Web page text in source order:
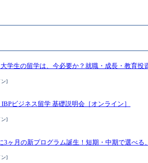
大学生の留学は、今必要か？就職・成長・教育投
ン]
IBPビジネス留学 基礎説明会［オンライン］
ン]
3ヶ月の新プログラム誕生！短期・中期で選べる
ン]